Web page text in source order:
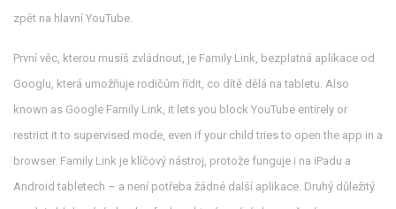
zpět na hlavní YouTube.
První věc, kterou musíš zvládnout, je Family Link, bezplatná aplikace od
Googlu, která umožňuje rodičům řídit, co dítě dělá na tabletu. Also
known as Google Family Link, it lets you block YouTube entirely or
restrict it to supervised mode, even if your child tries to open the app in a
browser. Family Link je klíčový nástroj, protože funguje i na iPadu a
Android tabletech – a není potřeba žádné další aplikace. Druhý důležitý